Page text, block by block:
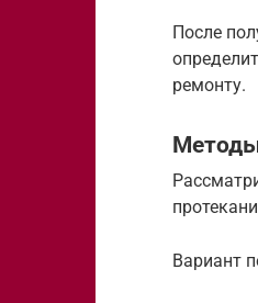
После
ремонту.
Методы
Вариант